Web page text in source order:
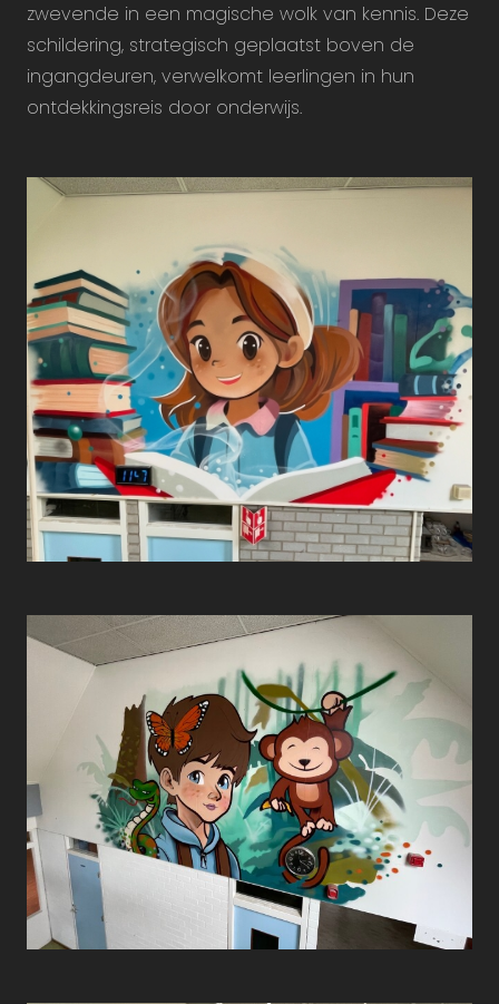
zwevende in een magische wolk van kennis. Deze
schildering, strategisch geplaatst boven de
ingangdeuren, verwelkomt leerlingen in hun
ontdekkingsreis door onderwijs.